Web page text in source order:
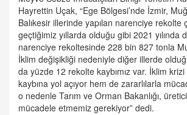
Hayrettin Uçak, “Ege Bölgesi’nde İzmir,
Balıkesir illerinde yapılan narenciye rekolte
geçtiğimiz yıllarda olduğu gibi 2021 yılında
narenciye rekoltesinde 228 bin 827 tonla
İklim değişikliği nedeniyle diğer illerde
da yüzde 12 rekolte kaybımız var. İklim
kaybına yol açıyor hem de zararlılarla
o nedenle Tarım ve Orman Bakanlığı,
mücadele etmemiz gerekiyor” dedi.